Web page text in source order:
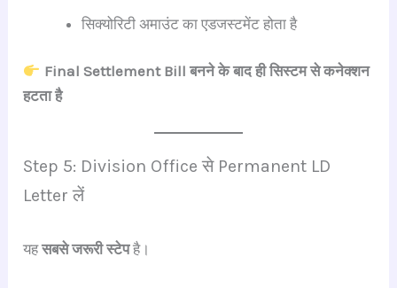
सिक्योरिटी अमाउंट का एडजस्टमेंट होता है
Final Settlement Bill बनने के बाद ही सिस्टम से कनेक्शन
हटता है
Step 5: Division Office से Permanent LD
Letter लें
यहसबसे जरूरी स्टेपहै।